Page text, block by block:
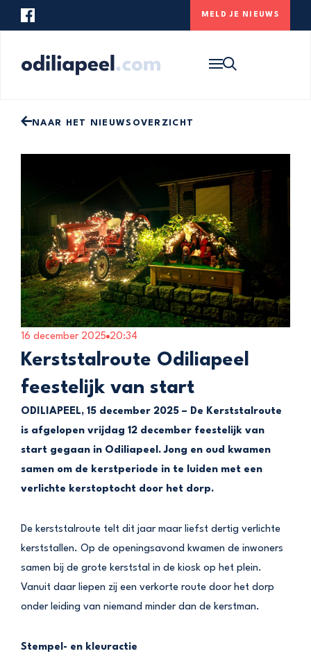
MELD JE NIEUWS
NAAR HET NIEUWSOVERZICHT
16 december 2025 20:34
Kerststalroute Odiliapeel
feestelijk van start
ODILIAPEEL, 15 december 2025 – De Kerststalroute
is afgelopen vrijdag 12 december feestelijk van
start gegaan in Odiliapeel. Jong en oud kwamen
samen om de kerstperiode in te luiden met een
verlichte kerstoptocht door het dorp.
De kerststalroute telt dit jaar maar liefst dertig verlichte
kerststallen. Op de openingsavond kwamen de inwoners
samen bij de grote kerststal in de kiosk op het plein.
Vanuit daar liepen zij een verkorte route door het dorp
onder leiding van niemand minder dan de kerstman.
Stempel- en kleuractie
ONS DORP
onderstaande zoekbalk om de website te